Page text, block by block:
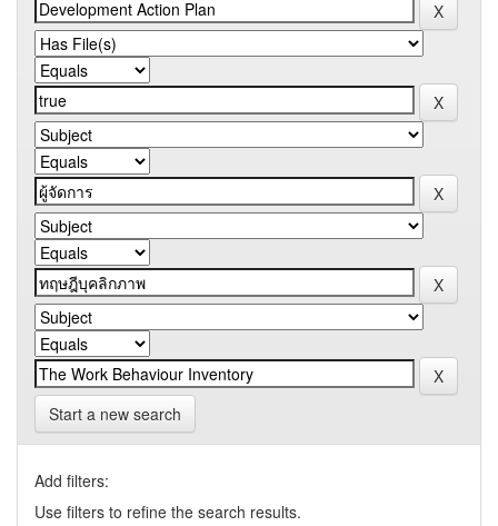
Start a new search
Add filters:
Use filters to refine the search results.